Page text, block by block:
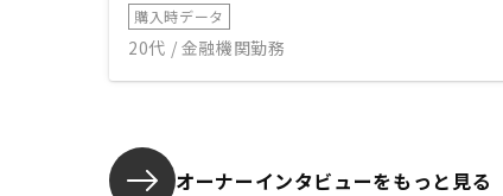
購入時データ
20代 / 金融機関勤務
オーナーインタビューをもっと見る